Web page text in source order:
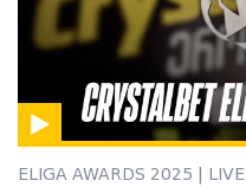
ELIGA AWARDS 2025 | LIVE